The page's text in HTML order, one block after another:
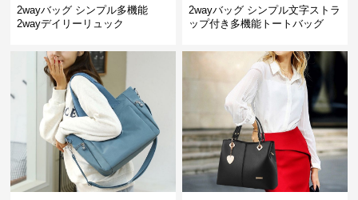
2wayバッグ シンプル多機能
2wayデイリーリュック
2wayバッグ シンプル文字ストラ
ップ付き多機能トートバッグ